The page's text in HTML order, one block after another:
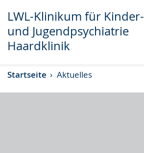
Transkript anzeigen
Abspielen
Pausieren
LWL-Klinikum für Kinder-
und Jugendpsychiatrie
Haardklinik
Startseite Aktuelles